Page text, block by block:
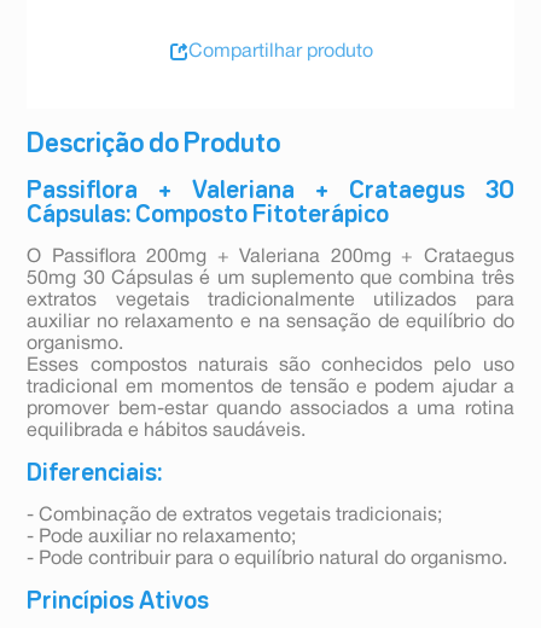
Descrição do Produto
Passiflora + Valeriana + Crataegus 30
Cápsulas: Composto Fitoterápico
O Passiflora 200mg + Valeriana 200mg + Crataegus
50mg 30 Cápsulas é um suplemento que combina três
extratos vegetais tradicionalmente utilizados para
auxiliar no relaxamento e na sensação de equilíbrio do
organismo.
Esses compostos naturais são conhecidos pelo uso
tradicional em momentos de tensão e podem ajudar a
promover bem-estar quando associados a uma rotina
equilibrada e hábitos saudáveis.
Diferenciais:
- Combinação de extratos vegetais tradicionais;
- Pode auxiliar no relaxamento;
- Pode contribuir para o equilíbrio natural do organismo.
Princípios Ativos
Compartilhar produto